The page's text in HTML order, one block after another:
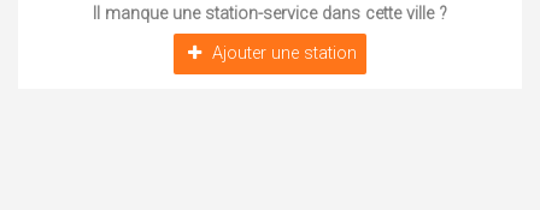
Il manque une station-service dans cette ville ?
Ajouter une station